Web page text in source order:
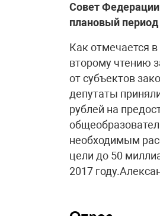
Совет
плановый период
Как отмечается
второму чтению
от субъектов
депутаты
рублей на
необходимым
цели до 50
2017